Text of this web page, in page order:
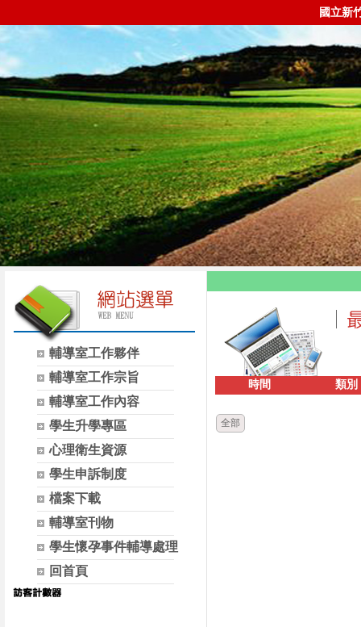
國立新
輔導室工作夥伴
輔導室工作宗旨
輔導室工作內容
學生升學專區
心理衛生資源
學生申訴制度
檔案下載
輔導室刊物
學生懷孕事件輔導處理
回首頁
時間 類別
全部